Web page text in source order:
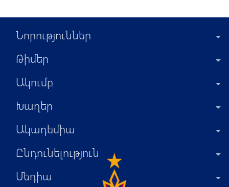
Նորություններ
Թիմեր
Ակումբ
Խաղեր
Ակադեմիա
Ընդունելություն
Մեդիա